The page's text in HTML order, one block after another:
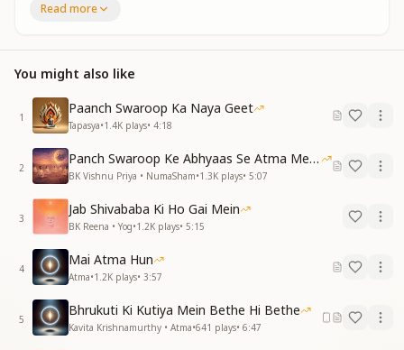
सुनहरा प्रकाश घेरा, फैला है मेरे चारों ओर
सूर्यमणि को यूं निहारू, शक्तियां मन में भरने
में आत्मा हंस बन गई ,अंतर को रोशन करने
पवित्रता के पंख लगे हैं ,सुख भरा है मन में
उड़ चली हूं बाबा के पास, प्यारे मीठे वतन में
निर्मल धारा ,स्नेह सुमन, महके मन उपवन में
मैं आत्मा हंस बन गई, अंतर को रोशन करने
प्रेम ,शांति ,आनंद के मोतियों से मैं सज गई
स्नेह की शहनाई मेरे जहन में अब बज रही
बाबा की बाहों में समाए मिलन मनाऊ वतन में
मैं आत्मा हंस बन गई ,अंतर को रोशन करने
में आत्मा हंस बन गई ,अंतर को रोशन करने
अंतर को रोशन करने .. अंतर को रोशन करने
Read more
You might also like
1
Paanch Swaroop Ka Naya Geet
Tapasya•1.4K plays• 4:18
2
Panch Swaroop Ke Abhyaas Se Atma Mein Shakti
BK Vishnu Priya • NumaSham•1.3K plays• 5:07
3
Jab Shivababa Ki Ho Gai Mein
BK Reena • Yog•1.2K plays• 5:15
4
Mai Atma Hun
Atma•1.2K plays• 3:57
5
Bhrukuti Ki Kutiya Mein Bethe Hi Bethe
Kavita Krishnamurthy • Atma•641 plays• 6:47